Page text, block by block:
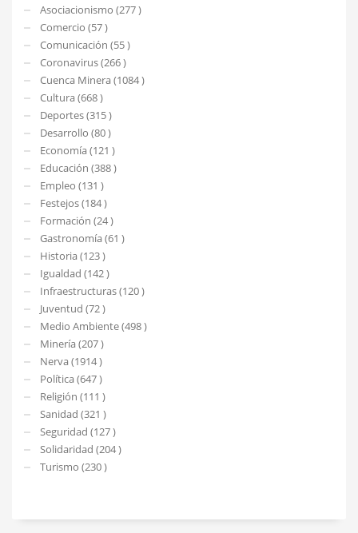
Asociacionismo (277 )
Comercio (57 )
Comunicación (55 )
Coronavirus (266 )
Cuenca Minera (1084 )
Cultura (668 )
Deportes (315 )
Desarrollo (80 )
Economía (121 )
Educación (388 )
Empleo (131 )
Festejos (184 )
Formación (24 )
Gastronomía (61 )
Historia (123 )
Igualdad (142 )
Infraestructuras (120 )
Juventud (72 )
Medio Ambiente (498 )
Minería (207 )
Nerva (1914 )
Política (647 )
Religión (111 )
Sanidad (321 )
Seguridad (127 )
Solidaridad (204 )
Turismo (230 )